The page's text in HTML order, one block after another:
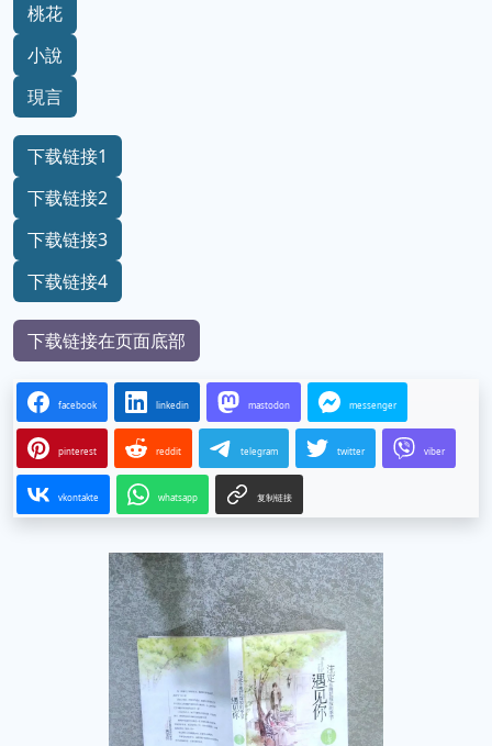
桃花
小說
現言
下载链接1
下载链接2
下载链接3
下载链接4
下载链接在页面底部
facebook linkedin mastodon messenger
pinterest reddit telegram twitter viber
vkontakte whatsapp 复制链接